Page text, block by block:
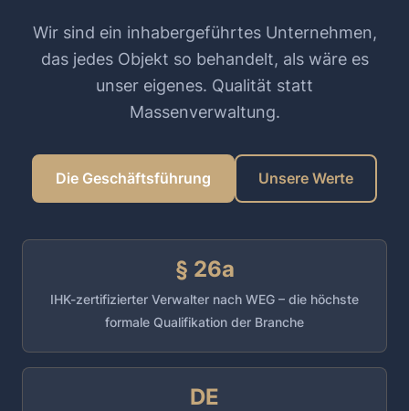
Wir sind ein inhabergeführtes Unternehmen,
das jedes Objekt so behandelt, als wäre es
unser eigenes. Qualität statt
Massenverwaltung.
Die Geschäftsführung Unsere Werte
§ 26a
IHK-zertifizierter Verwalter nach WEG – die höchste
formale Qualifikation der Branche
DE